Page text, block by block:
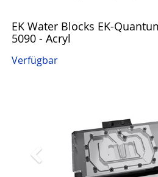
EK Water Blocks EK-
5090 - Acryl
Verfügbar